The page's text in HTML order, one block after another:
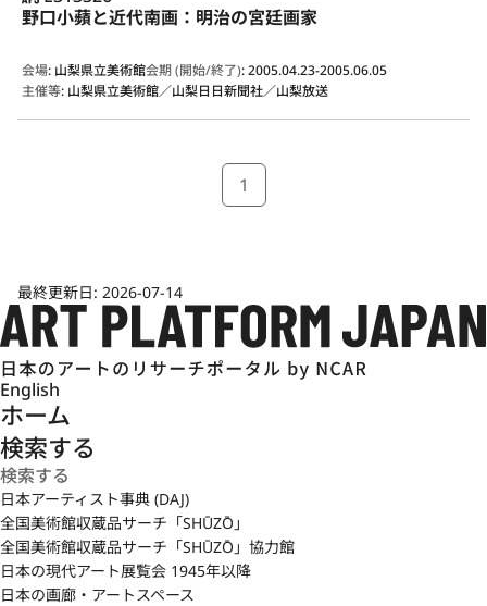
野口小蘋と近代南画：明治の宮廷画家
会場: 山梨県立美術館会期 (開始/終了):2005.04.23-2005.06.05
主催等: 山梨県立美術館／山梨日日新聞社／山梨放送
1
最終更新日: 2026-07-14
English
ホーム
検索する
日本アーティスト事典 (DAJ)
全国美術館収蔵品サーチ「SHŪZŌ」
全国美術館収蔵品サーチ「SHŪZŌ」協力館
日本の現代アート展覧会 1945年以降
日本の画廊・アートスペース